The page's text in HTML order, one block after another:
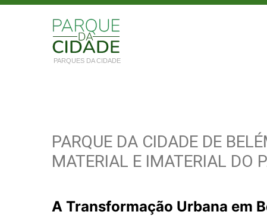
PARQUES DA CIDADE
PARQUE DA CIDADE DE
MATERIAL E IMATERIAL DO
A Transformação Urbana em